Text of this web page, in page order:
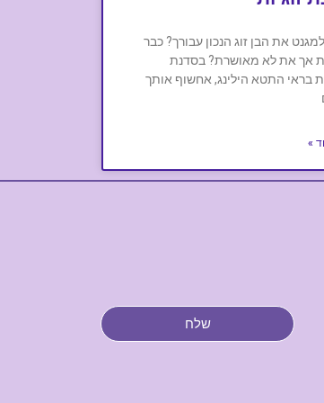
את הבן זוג הנכון עבורך? כבר
אך את לא מאושרת? בסדנת
בראי התטא הילינג, אחשוף אותך
»
שלח